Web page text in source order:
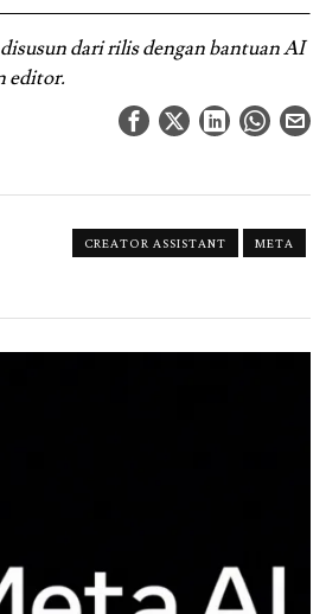
dari rilis dengan bantuan AI
editor.
CREATOR ASSISTANT META